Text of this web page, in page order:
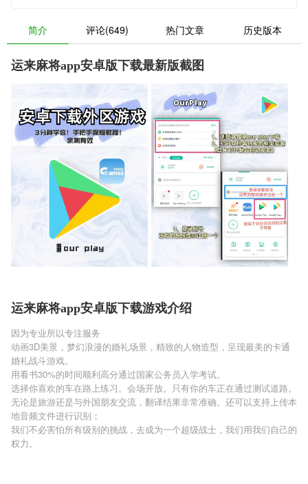
简介 评论(649) 热门文章 历史版本
运来麻将app安卓版下载最新版截图
运来麻将app安卓版下载游戏介绍
因为专业所以专注服务
动画3D美景，梦幻浪漫的婚礼场景，精致的人物造型，呈现最美的卡通
婚礼战斗游戏。
用看书30%的时间顺利高分通过国家公务员入学考试。
选择你喜欢的车在路上练习。会场开放。只有你的车正在通过测试道路。
无论是旅游还是与外国朋友交流，翻译结果非常准确。还可以支持上传本
地音频文件进行识别；
我们不必害怕所有级别的挑战，去成为一个超级战士，我们用我们自己的
权力。